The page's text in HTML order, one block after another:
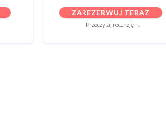
ZAREZERWUJ TERAZ
Przeczytaj recenzję →